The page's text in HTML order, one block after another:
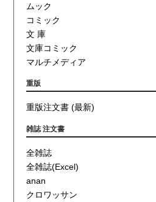
ムック
コミック
文 庫
文庫コミック
マルチメディア
重版
重版注文書 (最新)
雑誌 注文書
全雑誌
全雑誌(Excel)
anan
クロワッサン